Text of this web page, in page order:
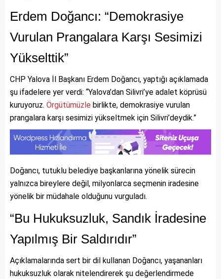
Erdem Doğancı: “Demokrasiye
Vurulan Prangalara Karşı Sesimizi
Yükselttik”
CHP Yalova İl Başkanı Erdem Doğancı, yaptığı açıklamada
şu ifadelere yer verdi: “Yalova’dan Silivri’ye adalet köprüsü
kuruyoruz. Örgütümüzle birlikte, demokrasiye vurulan
prangalara karşı sesimizi yükseltmek için Silivri’deydik.”
Doğancı, tutuklu belediye başkanlarına yönelik sürecin
yalnızca bireylere değil, milyonlarca seçmenin iradesine
yönelik bir müdahale olduğunu vurguladı.
“Bu Hukuksuzluk, Sandık İradesine
Yapılmış Bir Saldırıdır”
Açıklamalarında sert bir dil kullanan Doğancı, yaşananları
hukuksuzluk olarak nitelendirerek şu değerlendirmede